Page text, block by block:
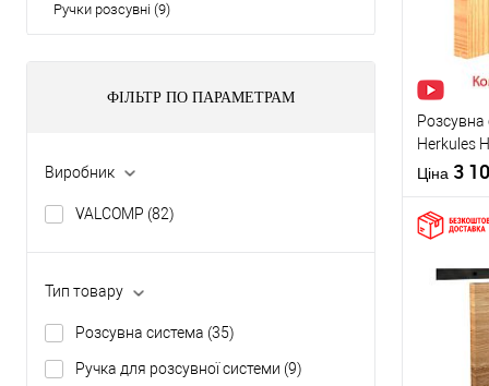
Ручки розсувні (9)
ФІЛЬТР ПО ПАРАМЕТРАМ
Виробник
VALCOMP (82)
Тип товару
Розсувна система (35)
Ручка для розсувної системи (9)
Розсувна
Herkules
на 1
Ціна 3
У